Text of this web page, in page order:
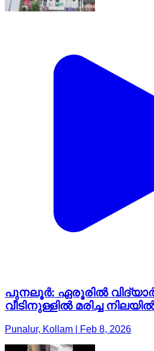
പുനലൂർ: ഏരൂരിൽ
വീടിനുള്ളിൽ മരിച്ച
Punalur, Kollam | Feb 8, 2026